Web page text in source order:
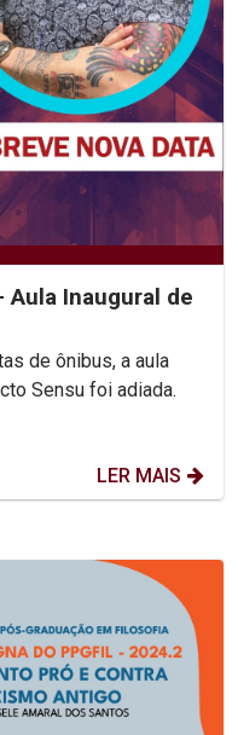
Inaugural de
de ônibus, a aula
Sensu foi adiada.
LER MAIS